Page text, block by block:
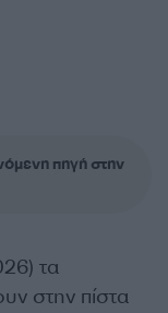
πηγή στην
τα
στην πίστα